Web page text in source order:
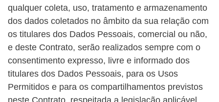
qualquer coleta, uso, tratamento e armazenamento
dos dados coletados no âmbito da sua relação com
os titulares dos Dados Pessoais, comercial ou não,
e deste Contrato, serão realizados sempre com o
consentimento expresso, livre e informado dos
titulares dos Dados Pessoais, para os Usos
Permitidos e para os compartilhamentos previstos
neste Contrato, respeitada a legislação aplicável.